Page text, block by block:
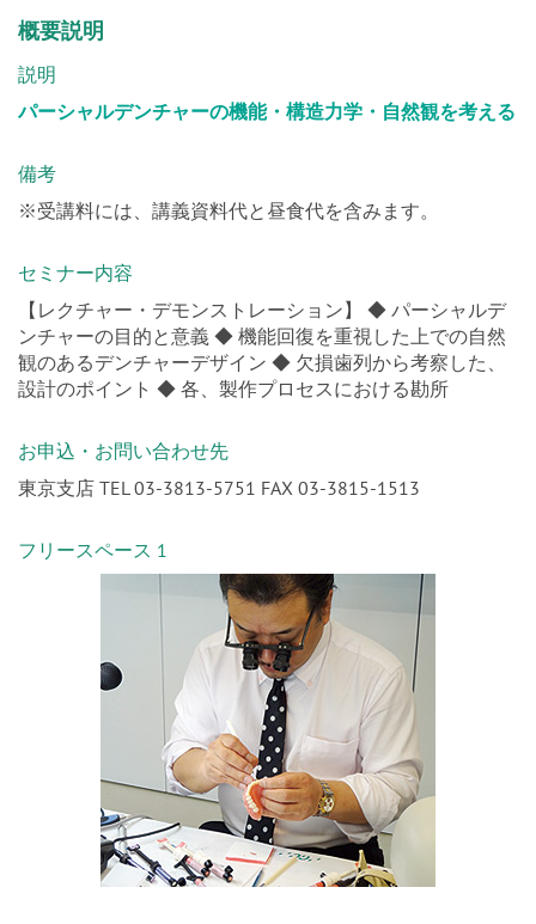
パーシャルデンチャーの機能・構造力学・自然観を考える
※受講料には、講義資料代と昼食代を含みます。
【レクチャー・デモンストレーション】 ◆ パーシャルデ
ンチャーの目的と意義 ◆ 機能回復を重視した上での自然
観のあるデンチャーデザイン ◆ 欠損歯列から考察した、
設計のポイント ◆ 各、製作プロセスにおける勘所
東京支店 TEL 03-3813-5751 FAX 03-3815-1513